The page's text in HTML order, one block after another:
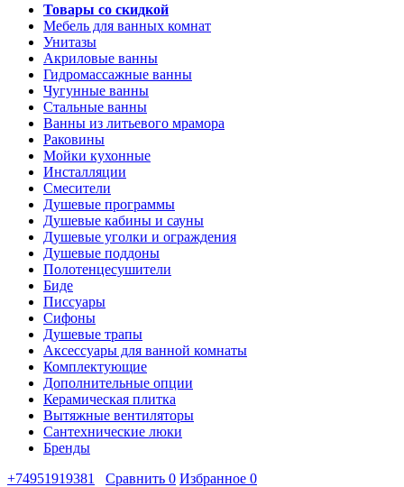
Товары со скидкой
Мебель для ванных комнат
Унитазы
Акриловые ванны
Гидромассажные ванны
Чугунные ванны
Стальные ванны
Ванны из литьевого мрамора
Раковины
Мойки кухонные
Инсталляции
Смесители
Душевые программы
Душевые кабины и сауны
Душевые уголки и ограждения
Душевые поддоны
Полотенцесушители
Биде
Писсуары
Сифоны
Душевые трапы
Аксессуары для ванной комнаты
Комплектующие
Дополнительные опции
Керамическая плитка
Вытяжные вентиляторы
Сантехнические люки
Бренды
+74951919381
Сравнить 0 Избранное 0